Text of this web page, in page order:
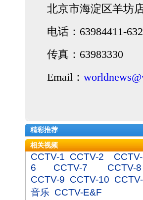
北京市海淀区羊坊
电话：63984411-
传真：63983330
Email：
精彩推荐
相关视频
CCTV-1 CCTV-2
6
CCTV-7
CCTV-8
CCTV-9 CCTV-10
音乐 CCTV-E&F